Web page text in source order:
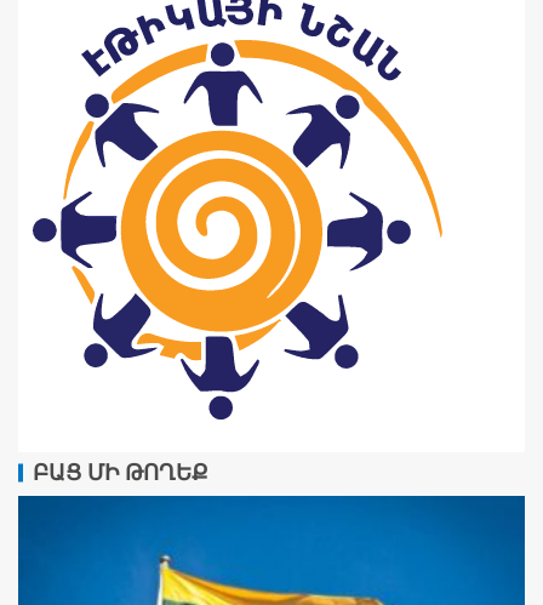
ԲԱՑ ՄԻ ԹՈՂԵՔ